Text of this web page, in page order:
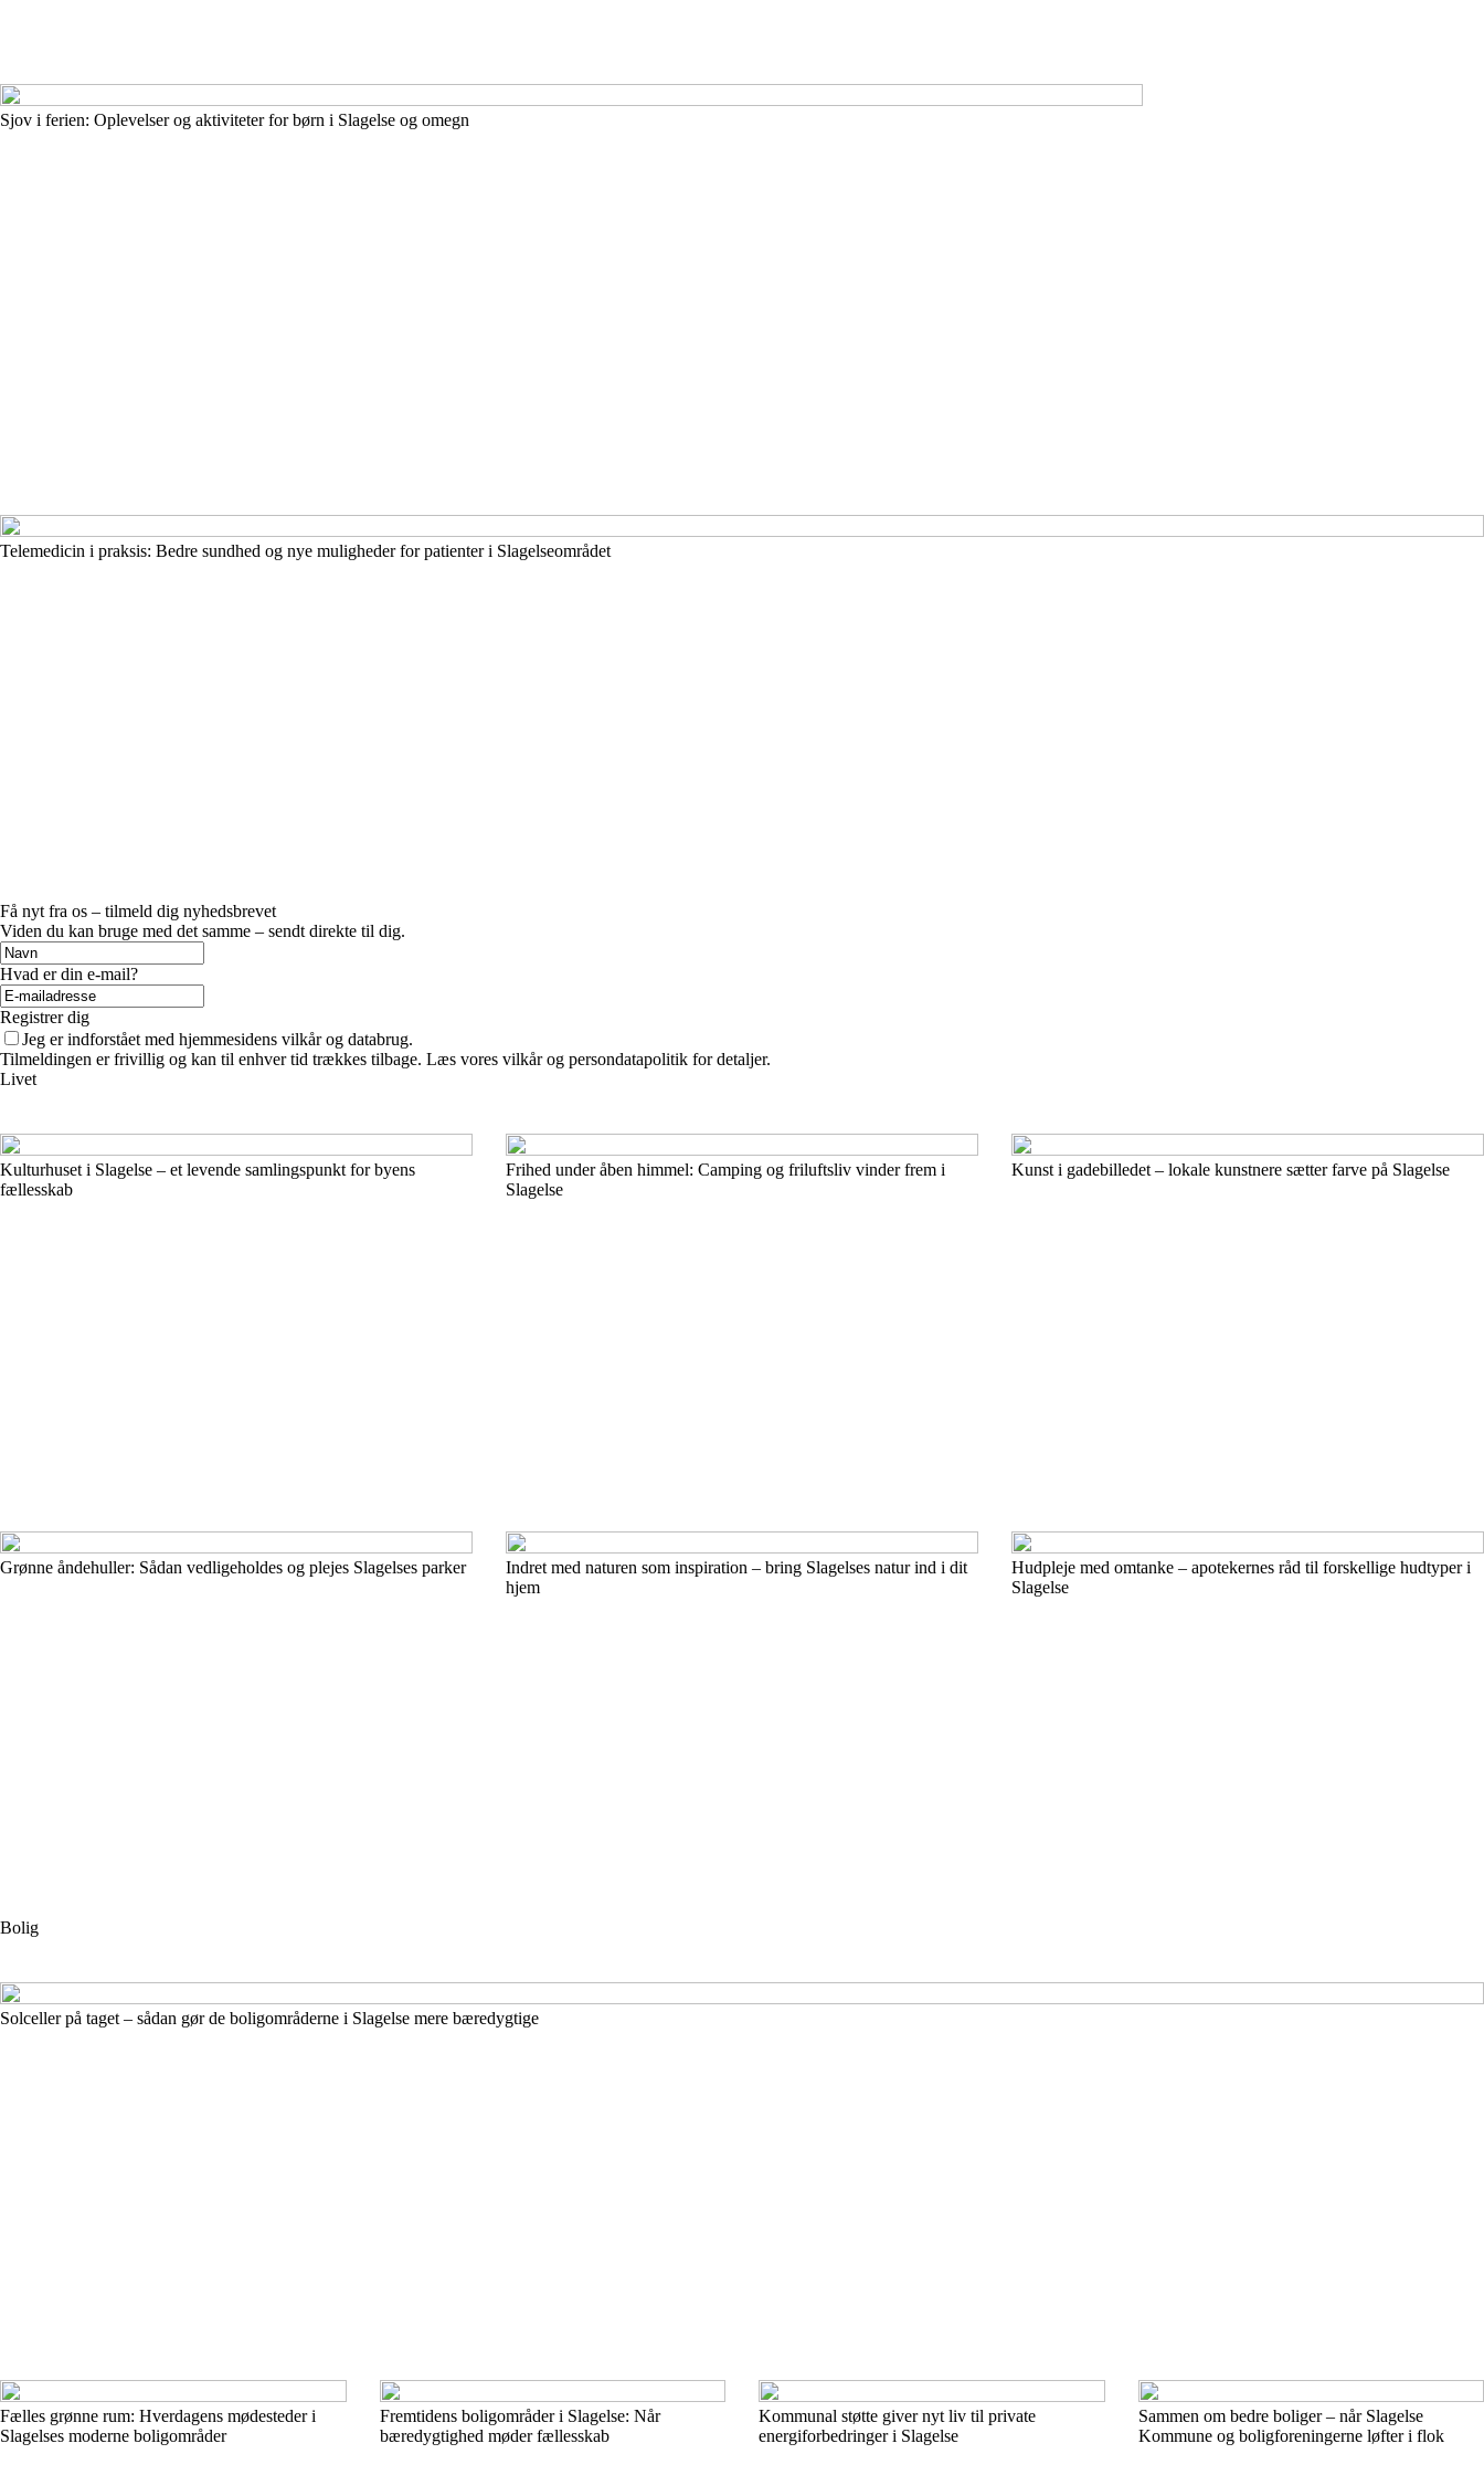
Sjov i ferien: Oplevelser og aktiviteter for børn i Slagelse og omegn
Telemedicin i praksis: Bedre sundhed og nye muligheder for patienter i Slagelseområdet
Få nyt fra os – tilmeld dig nyhedsbrevet
Viden du kan bruge med det samme – sendt direkte til dig.
Hvad er din e-mail?
Registrer dig
Jeg er indforstået med hjemmesidens vilkår og databrug.
Tilmeldingen er frivillig og kan til enhver tid trækkes tilbage. Læs vores vilkår og persondatapolitik for detaljer.
Livet
Kulturhuset i Slagelse – et levende samlingspunkt for byens
fællesskab
Frihed under åben himmel: Camping og friluftsliv vinder frem i
Slagelse
Kunst i gadebilledet – lokale kunstnere sætter farve på Slagelse
Grønne åndehuller: Sådan vedligeholdes og plejes Slagelses parker
Indret med naturen som inspiration – bring Slagelses natur ind i dit
hjem
Hudpleje med omtanke – apotekernes råd til forskellige hudtyper i
Slagelse
Bolig
Solceller på taget – sådan gør de boligområderne i Slagelse mere bæredygtige
Fælles grønne rum: Hverdagens mødesteder i
Slagelses moderne boligområder
Fremtidens boligområder i Slagelse: Når
bæredygtighed møder fællesskab
Kommunal støtte giver nyt liv til private
energiforbedringer i Slagelse
Sammen om bedre boliger – når Slagelse
Kommune og boligforeningerne løfter i flok